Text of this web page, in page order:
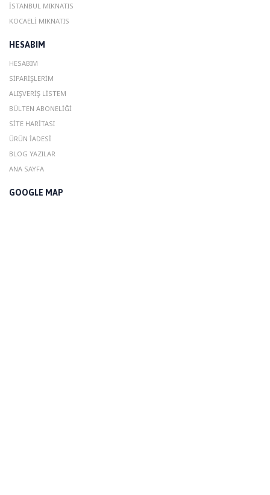
ISTANBUL MIKNATIS
KOCAELI MIKNATIS
HESABIM
HESABIM
SIPARIŞLERIM
ALIŞVERIŞ LISTEM
BÜLTEN ABONELIĞI
SITE HARITASI
ÜRÜN İADESI
BLOG YAZILAR
ANA SAYFA
GOOGLE MAP